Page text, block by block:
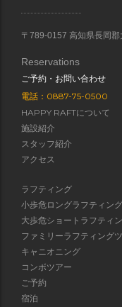
〒789-0157 高知県長岡郡
Reservations
ご予約・お問い合わせ
電話：0887-75-0500
HAPPY RAFTについて
施設紹介
スタッフ紹介
アクセス
ラフティング
小歩危ロングラフティン
大歩危ショートラフティ
ファミリーラフティング
キャニオニング
コンボツアー
ご予約
宿泊